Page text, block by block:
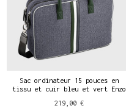
Sac ordinateur 15 pouces en
tissu et cuir bleu et vert Enzo
219,00 €